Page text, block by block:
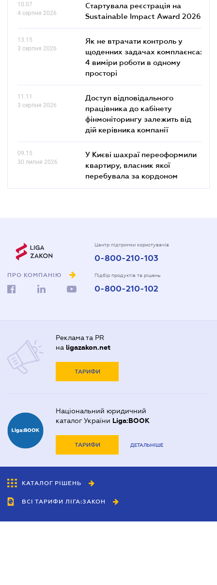
10.07
4 серпня 2026
Стартувала реєстрація на
Sustainable Impact Award 2026
13.15
3 серпня 2026
Як не втрачати контроль у
щоденних задачах комплаєнса:
4 виміри роботи в одному
просторі
11.11
3 серпня 2026
Доступ відповідального
працівника до кабінету
фінмоніторингу залежить від
дій керівника компанії
09.15
30 липня 2026
У Києві шахраї переоформили
квартиру, власник якої
перебувала за кордоном
ПРО КОМПАНІЮ
Центр підтримки користувачів
0-800-210-103
Підбір продуктів та рішень
0-800-210-102
Реклама та PR
на ligazakon.net
ТАРИФИ
Національний юридичний
каталог України Liga:BOOK
ТАРИФИ ДЕТАЛЬНІШЕ
КАТАЛОГ РІШЕНЬ
ВСІ ТАРИФИ ЛІГА:ЗАКОН